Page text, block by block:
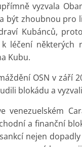
vyzvala
být zhoubnou pro
Kubánců,
léčení některých
Kubu.
OSN v září
blokádu a
venezuelském
a finanční
nejen dopadly